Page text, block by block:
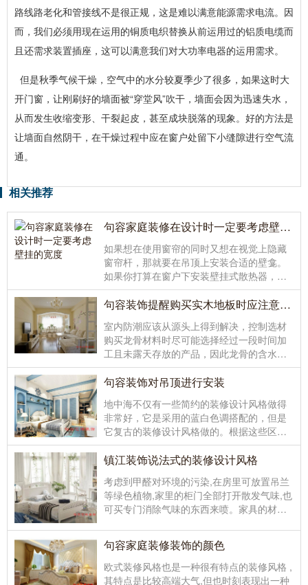
路线路老化和管接线不是很正规，这是难以满意能源需求电流。因
而，我们必须用现在运用的铜质电织替换从前运用过的铝质电缆而
且还需求装置插座，这可以满意我们对大功率电器的运用需求。
但是秋季气候干燥，空气中的水分较夏季少了很多，如果这时大
开门窗，让刚刷好的墙面被“穿堂风”吹干，墙面会因为迅速失水，
从而发生收缩变形、干裂起皮，甚至成块脱落的现象。好的方法是
让墙面自然阴干，在干燥过程中应在窗户处留下小缝隙进行空气流
通。
相关推荐
句容家庭装修在设计时一定要考虑壁挂的宽度
如果想在使用窗帘的同时又想在视觉上隐藏
窗帘杆，那就要在吊顶上安装合适的壁龛。
如果你打算在窗户下安装壁挂式散热器，句
容家庭装修在设计时一定要考虑壁挂的宽
度。现代简...
句容装饰提醒购买实木地板时应注意其含水量
室内防潮应该从源头上得到解决，控制选材
购买龙骨材料时尽可能选择经过一段时间加
工且未露天存放的产品，因此龙骨的含水量
较低；购买实木地板时应注意其含水量，对
于复合...
句容装饰对吊顶进行安装
地中海不仅有一些简约的装修设计风格做得
非常好，它是采用的蓝白色调搭配的，但是
它复古的装修设计风格做的。根据这些区域
的功能选择优质的管道、线路、开关、辅料
以及一些...
镇江装饰说法式的装修设计风格
考虑到甲醛对环境的污染,在房里可放置吊兰
等绿色植物,家里的柜门全部打开散发气味,也
可买专门消除气味的东西来喷。家具的材质
方...
句容家庭装修装饰的颜色
欧式装修风格也是一种很有特点的装修风格 ,
其特点是比较高端大气,但也时刻表现出一种